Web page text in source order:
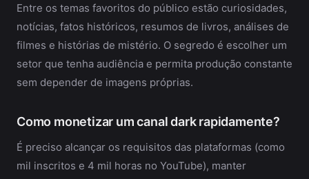
Entre os temas favoritos do público estão curiosidades,
notícias, fatos históricos, resumos de livros, análises de
filmes e histórias de mistério. O segredo é escolher um
setor que tenha audiência e permita produção constante
sem depender de imagens próprias.
Como monetizar um canal dark rapidamente?
É preciso alcançar os requisitos das plataformas (como
mil inscritos e 4 mil horas no YouTube), manter